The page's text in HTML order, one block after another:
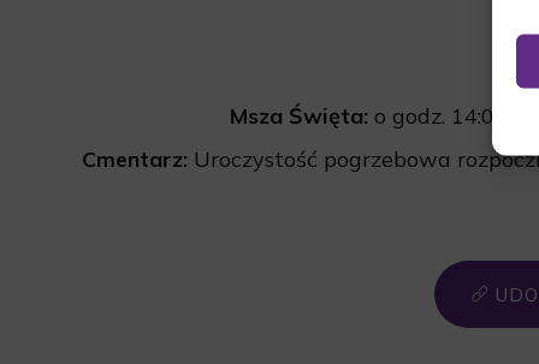
Msza Święta: o godz. 14:00
Cmentarz: Uroczystość pogrzebowa